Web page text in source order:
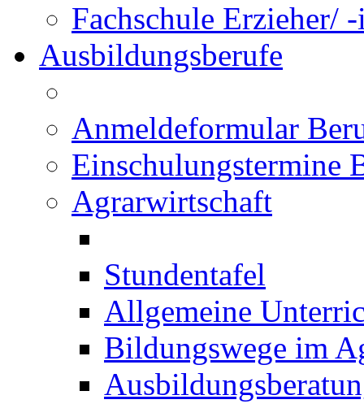
Fachschule Erzieher/
Ausbildungsberufe
Anmeldeformular
Einschulungstermine
Agrarwirtschaft
Stundentafel
Allgemeine
Bildungswege im